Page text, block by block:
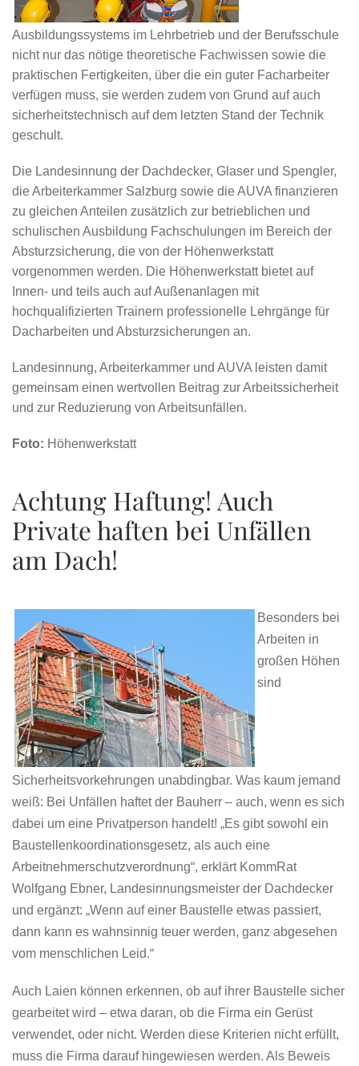
Ausbildungssystems im Lehrbetrieb und der Berufsschule
nicht nur das nötige theoretische Fachwissen sowie die
praktischen Fertigkeiten, über die ein guter Facharbeiter
verfügen muss, sie werden zudem von Grund auf auch
sicherheitstechnisch auf dem letzten Stand der Technik
geschult.
Die Landesinnung der Dachdecker, Glaser und Spengler,
die Arbeiterkammer Salzburg sowie die AUVA finanzieren
zu gleichen Anteilen zusätzlich zur betrieblichen und
schulischen Ausbildung Fachschulungen im Bereich der
Absturzsicherung, die von der Höhenwerkstatt
vorgenommen werden. Die Höhenwerkstatt bietet auf
Innen- und teils auch auf Außenanlagen mit
hochqualifizierten Trainern professionelle Lehrgänge für
Dacharbeiten und Absturzsicherungen an.
Landesinnung, Arbeiterkammer und AUVA leisten damit
gemeinsam einen wertvollen Beitrag zur Arbeitssicherheit
und zur Reduzierung von Arbeitsunfällen.
Foto: Höhenwerkstatt
Achtung Haftung! Auch
Private haften bei Unfällen
am Dach!
Besonders bei
Arbeiten in
großen Höhen
sind
Sicherheitsvorkehrungen unabdingbar. Was kaum jemand
weiß: Bei Unfällen haftet der Bauherr – auch, wenn es sich
dabei um eine Privatperson handelt! „Es gibt sowohl ein
Baustellenkoordinationsgesetz, als auch eine
Arbeitnehmerschutzverordnung“, erklärt KommRat
Wolfgang Ebner, Landesinnungsmeister der Dachdecker
und ergänzt: „Wenn auf einer Baustelle etwas passiert,
dann kann es wahnsinnig teuer werden, ganz abgesehen
vom menschlichen Leid.“
Auch Laien können erkennen, ob auf ihrer Baustelle sicher
gearbeitet wird – etwa daran, ob die Firma ein Gerüst
verwendet, oder nicht. Werden diese Kriterien nicht erfüllt,
muss die Firma darauf hingewiesen werden. Als Beweis